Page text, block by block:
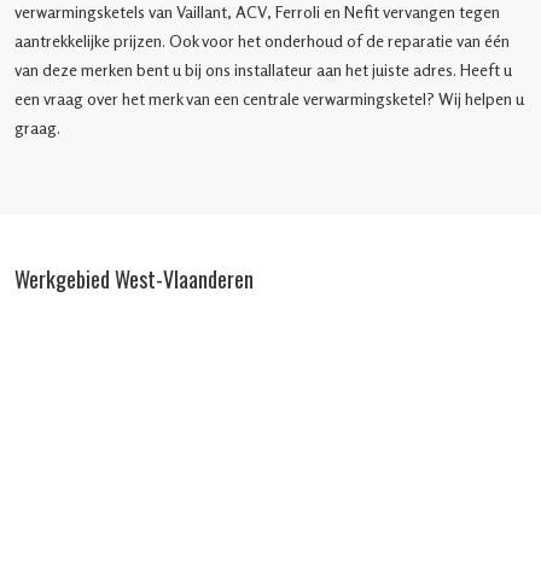
verwarmingsketels van Vaillant, ACV, Ferroli en Nefit vervangen tegen
aantrekkelijke prijzen. Ook voor het onderhoud of de reparatie van één
van deze merken bent u bij ons installateur aan het juiste adres. Heeft u
een vraag over het merk van een centrale verwarmingsketel? Wij helpen u
graag.
Werkgebied West-Vlaanderen